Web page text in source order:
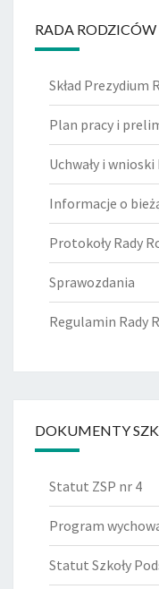
RADA RODZICÓW
Skład Prezydium
Plan pracy i
Uchwały i
Informacje o
Protokoły Rady
Sprawozdania
Regulamin Rady
DOKUMENTY
Statut ZSP nr 4
Program
Statut Szkoły